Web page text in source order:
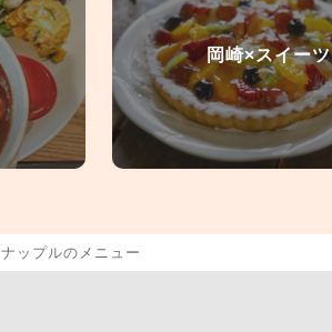
岡崎×スイーツ
ップルのメニュー